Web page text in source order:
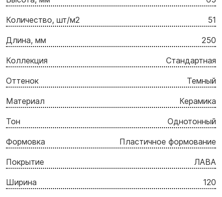
Количество, шт/м2 51
Длина, мм 250
Коллекция Стандартная
Оттенок Темный
Материал Керамика
Тон Однотонный
Формовка Пластичное формование
Покрытие ЛАВА
Ширина 120